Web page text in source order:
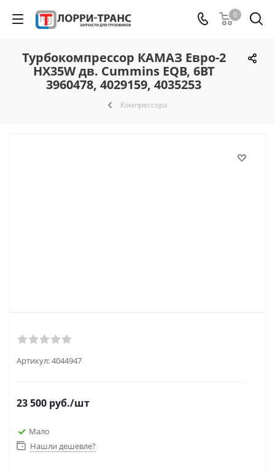
0
Турбокомпрессор КАМАЗ Евро-2
HX35W дв. Cummins EQB, 6BT
3960478, 4029159, 4035253
Компрессора
Артикул:4044947
23 500 руб./шт
Мало
Нашли дешевле?